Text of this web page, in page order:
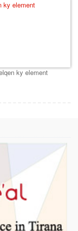
ky element